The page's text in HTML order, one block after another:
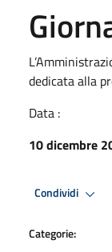
dedicata alla
Data :
10 dicembre
Condividi
Categorie: